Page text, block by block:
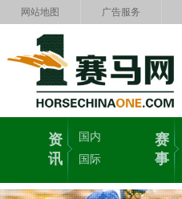
网站地图 广告服务
资
讯
国内
国际
赛
事